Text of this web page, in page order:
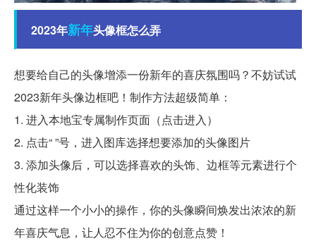
2023年新年头像框怎么弄
想要给自己的头像增添一份新年的喜庆氛围吗？不妨试试
2023新年头像边框吧！制作方法超级简单：
1. 进入本地宝专属制作页面（点击进入）
2. 点击“ ”号，进入图库选择想要添加的头像图片
3. 添加头像后，可以选择喜欢的头饰、边框等元素进行个
性化装饰
通过这样一个小小的操作，你的头像瞬间焕发出浓浓的新
年喜庆气息，让人忍不住为你的创意点赞！